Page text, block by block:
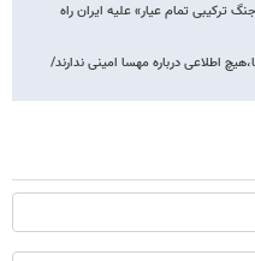
‌«جنگ ترکیبی تمام عیار» علیه ‌ایران راه
اطلاعی درباره مهسا امینی ندارند/